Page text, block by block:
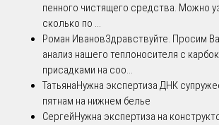
пенного чистящего средства. Можно
сколько по ...
Роман ИвановЗдравствуйте. Просим
анализ нашего теплоносителя с
присадками на соо...
ТатьянаНужна экспертиза ДНК
пятнам на нижнем белье
СергейНужна экспертиза на